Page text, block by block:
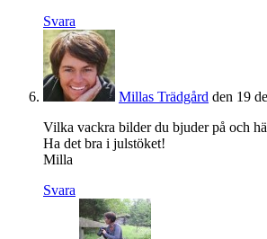
Svara
Millas Trädgård den 19
Vilka vackra bilder du bjuder på och
Ha det bra i julstöket!
Milla
Svara